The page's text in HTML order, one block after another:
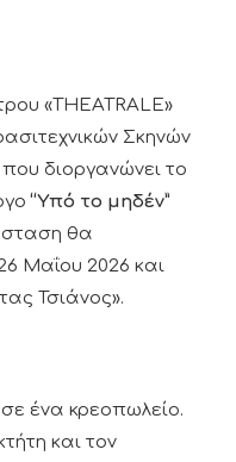
«THEATRALE»
Σκηνών
διοργανώνει το
“Υπό το μηδέν”
θα
Μαΐου 2026 και
Τσιάνος».
ένα κρεοπωλείο.
και τον